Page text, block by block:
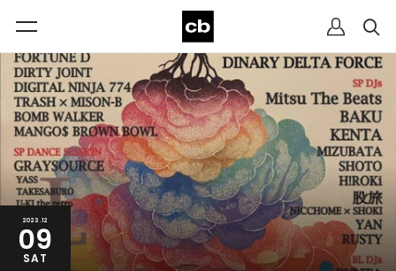
2023.12
09
SAT